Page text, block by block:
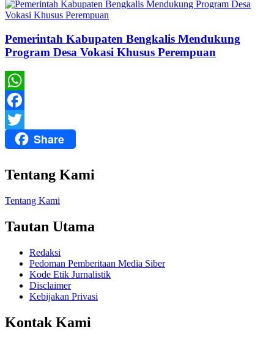
Pemerintah Kabupaten Bengkalis Mendukung
Program Desa Vokasi Khusus Perempuan
WhatsApp
Facebook
Twitter Share
Tentang Kami
Tentang Kami
Tautan Utama
Redaksi
Pedoman Pemberitaan Media Siber
Kode Etik Jurnalistik
Disclaimer
Kebijakan Privasi
Kontak Kami